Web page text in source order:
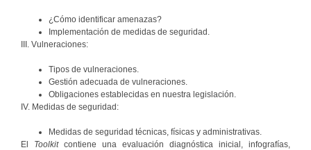
¿Cómo identificar amenazas?
Implementación de medidas de seguridad.
III. Vulneraciones:
Tipos de vulneraciones.
Gestión adecuada de vulneraciones.
Obligaciones establecidas en nuestra legislación.
IV. Medidas de seguridad:
Medidas de seguridad técnicas, físicas y administrativas.
El Toolkitcontiene una evaluación diagnóstica inicial, infografías,